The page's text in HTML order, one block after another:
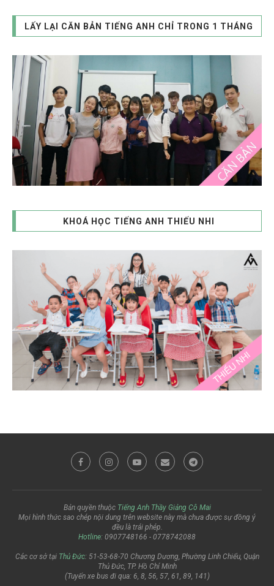
LẤY LẠI CĂN BẢN TIẾNG ANH CHỈ TRONG 1 THÁNG
KHOÁ HỌC TIẾNG ANH THIẾU NHI
Bản quyền thuộc Tiếng Anh Thầy Giảng Cô Mai
Mọi hình thức sao chép nội dung trên website này mà chưa được sự đồng ý
đều là trái phép.
Hotline: 0907748166 - 0778742088
Các cơ sở tại Thủ Đức: 51-53-68-70 Chương Dương, Phường Linh Chiểu, Quận
Thủ Đức, TP. Hồ Chí Minh
(Tuyến xe bus đi qua: 6, 8, 56, 57, 61, 89, 141)